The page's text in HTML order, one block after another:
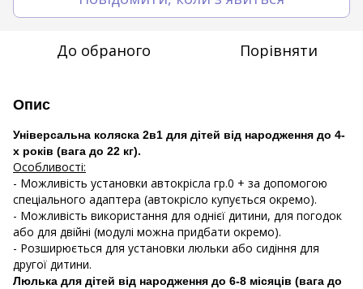
До обраного Порівняти
Опис
Універсальна коляска 2в1 для дітей від народження до 4-
х років (вага до 22 кг).
Особливості:
- Можливість установки автокрісла гр.0 + за допомогою
спеціального адаптера (автокрісло купується окремо).
- Можливість використання для однієї дитини, для погодок
або для двійні (модулі можна придбати окремо).
- Розширюється для установки люльки або сидіння для
другої дитини.
Люлька для дітей від народження до 6-8 місяців (вага до